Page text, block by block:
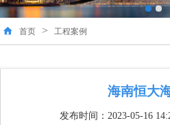
首页 > 工程案例
海南恒大
发布时间：2023-05-16